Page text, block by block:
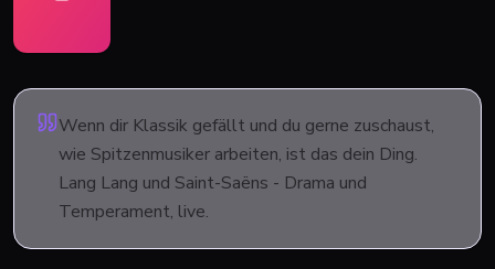
Wenn dir Klassik gefällt und du gerne zuschaust,
wie Spitzenmusiker arbeiten, ist das dein Ding.
Lang Lang und Saint-Saëns - Drama und
Temperament, live.